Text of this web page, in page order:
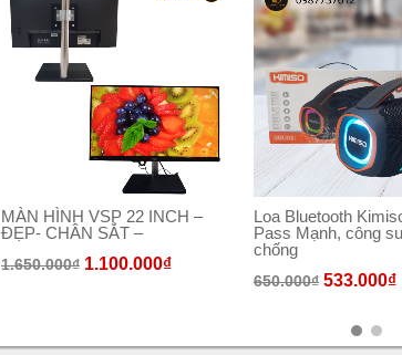
MÀN HÌNH VSP 22 INCH –
ĐẸP- CHÂN SẮT –
1.650.000₫ 1.100.000₫
Loa Bluetooth
Pass Mạnh, công
chống
650.000₫ 533.000₫